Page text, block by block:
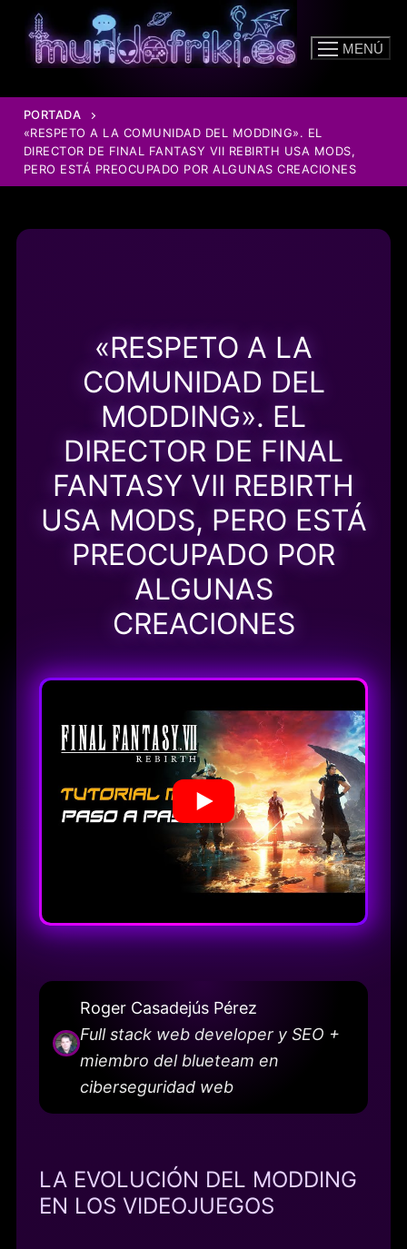
contenido
MENÚ
PORTADA
«RESPETO A LA COMUNIDAD DEL MODDING». EL
DIRECTOR DE FINAL FANTASY VII REBIRTH USA MODS,
PERO ESTÁ PREOCUPADO POR ALGUNAS CREACIONES
«RESPETO A LA
COMUNIDAD DEL
MODDING». EL
DIRECTOR DE FINAL
FANTASY VII REBIRTH
USA MODS, PERO ESTÁ
PREOCUPADO POR
ALGUNAS
CREACIONES
Roger Casadejús Pérez
Full stack web developer y SEO +
miembro del blueteam en
ciberseguridad web
LA EVOLUCIÓN DEL MODDING
EN LOS VIDEOJUEGOS